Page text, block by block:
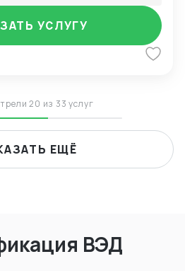
УСЛУГУ
20 из 33 услуг
ЕЩЁ
ВЭД